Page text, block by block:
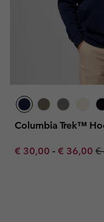
Columbia Trek™
Minimum sale price:
€ 30,00 - Maximum
€ 36,00 €